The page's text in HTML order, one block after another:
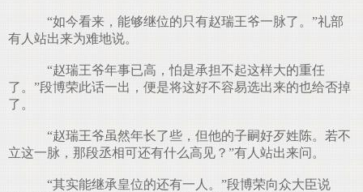
“如今看来，能够继位的只有赵瑞王爷一脉了。”礼部
有人站出来为难地说。
“赵瑞王爷年事已高，怕是承担不起这样大的重任
了。”段博荣此话一出，便是将这好不容易选出来的也给否掉
了。
“赵瑞王爷虽然年长了些，但他的子嗣好歹姓陈。若不
立这一脉，那段丞相可还有什么高见？”有人站出来问。
“其实能继承皇位的还有一人。”段博荣向众大臣说